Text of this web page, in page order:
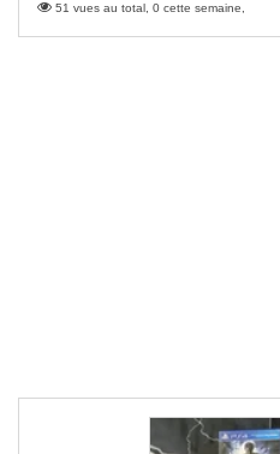
51 vues au total, 0 cette semaine,